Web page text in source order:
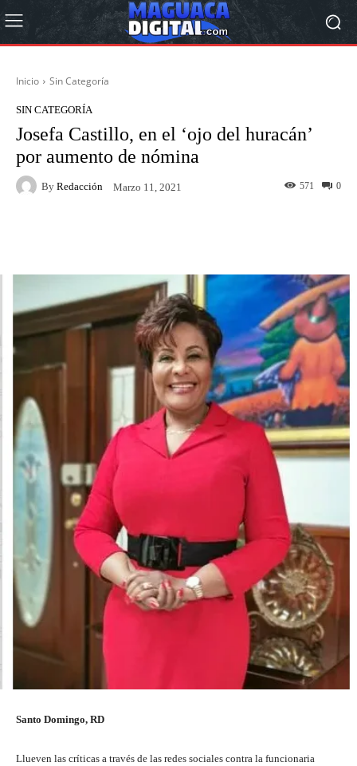
Inicio Sin Categoría
SIN CATEGORÍA
Josefa Castillo, en el ‘ojo del huracán’
por aumento de nómina
By Redacción Marzo 11, 2021 0
571
Santo Domingo, RD
Llueven las críticas a través de las redes sociales contra la funcionaria